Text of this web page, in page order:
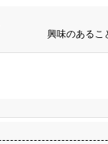
興味のあるこ